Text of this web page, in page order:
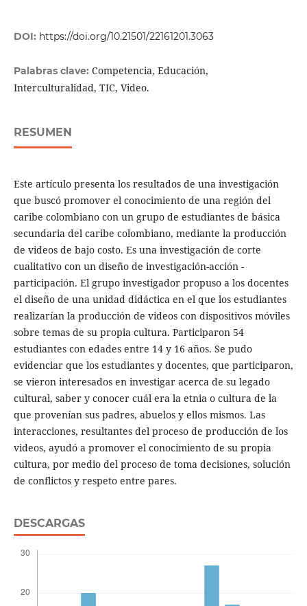
DOI: https://doi.org/10.21501/22161201.3063
Palabras clave: Competencia, Educación,
Interculturalidad, TIC, Video.
RESUMEN
Este artículo presenta los resultados de una investigación
que buscó promover el conocimiento de una región del
caribe colombiano con un grupo de estudiantes de básica
secundaria del caribe colombiano, mediante la producción
de videos de bajo costo. Es una investigación de corte
cualitativo con un diseño de investigación-acción -
participación. El grupo investigador propuso a los docentes
el diseño de una unidad didáctica en el que los estudiantes
realizarían la producción de videos con dispositivos móviles
sobre temas de su propia cultura. Participaron 54
estudiantes con edades entre 14 y 16 años. Se pudo
evidenciar que los estudiantes y docentes, que participaron,
se vieron interesados en investigar acerca de su legado
cultural, saber y conocer cuál era la etnia o cultura de la
que provenían sus padres, abuelos y ellos mismos. Las
interacciones, resultantes del proceso de producción de los
videos, ayudó a promover el conocimiento de su propia
cultura, por medio del proceso de toma decisiones, solución
de conflictos y respeto entre pares.
DESCARGAS